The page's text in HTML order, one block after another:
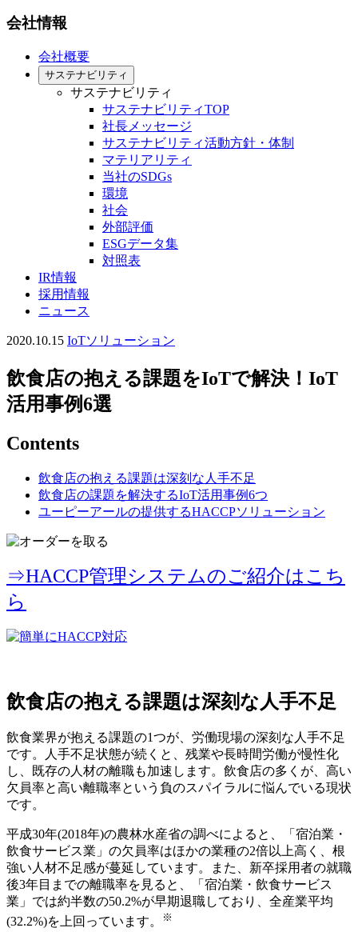
会社情報
会社概要
サステナビリティ
サステナビリティ
サステナビリティTOP
社長メッセージ
サステナビリティ活動方針・体制
マテリアリティ
当社のSDGs
環境
社会
外部評価
ESGデータ集
対照表
IR情報
採用情報
ニュース
2020.10.15 IoTソリューション
飲食店の抱える課題をIoTで解決！IoT
活用事例6選
Contents
飲食店の抱える課題は深刻な人手不足
飲食店の課題を解決するIoT活用事例6つ
ユーピーアールの提供するHACCPソリューション
⇒HACCP管理システムのご紹介はこち
ら
飲食店の抱える課題は深刻な人手不足
飲食業界が抱える課題の1つが、労働現場の深刻な人手不足
です。人手不足状態が続くと、残業や長時間労働が慢性化
し、既存の人材の離職も加速します。飲食店の多くが、高い
欠員率と高い離職率という負のスパイラルに悩んでいる現状
です。
平成30年(2018年)の農林水産省の調べによると、「宿泊業・
飲食サービス業」の欠員率はほかの業種の2倍以上高く、根
強い人材不足感が蔓延しています。また、新卒採用者の就職
後3年目までの離職率を見ると、「宿泊業・飲食サービス
業」では約半数の50.2%が早期退職しており、全産業平均
(32.2%)を上回っています。
※